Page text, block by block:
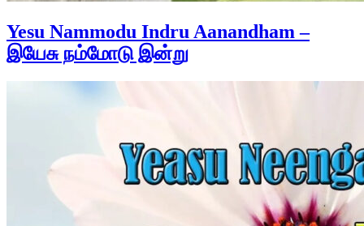
Yesu Nammodu Indru Aanandham –
இயேசு நம்மோடு இன்று